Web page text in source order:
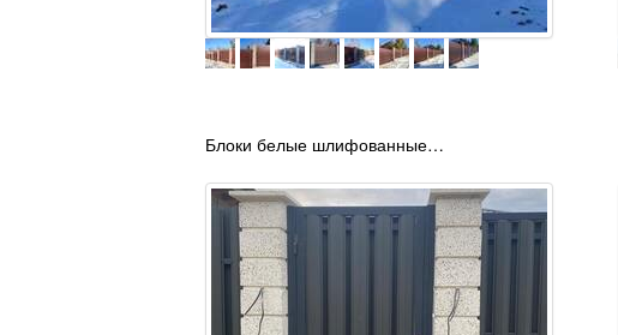
Блоки белые шлифованные…